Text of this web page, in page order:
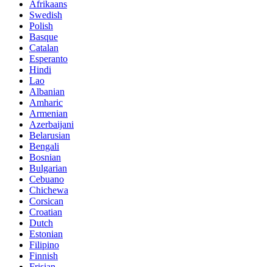
Afrikaans
Swedish
Polish
Basque
Catalan
Esperanto
Hindi
Lao
Albanian
Amharic
Armenian
Azerbaijani
Belarusian
Bengali
Bosnian
Bulgarian
Cebuano
Chichewa
Corsican
Croatian
Dutch
Estonian
Filipino
Finnish